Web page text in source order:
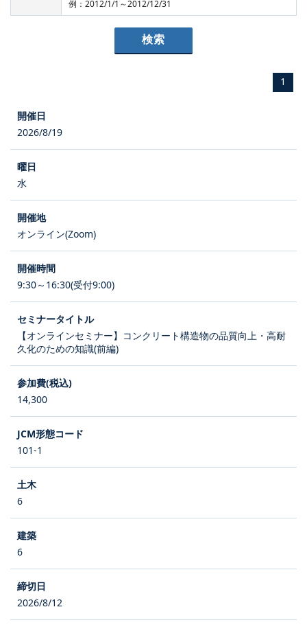
例：2012/1/1～2012/12/31
1
2026/8/19
水
オンライン(Zoom)
9:30～16:30(受付9:00)
【オンラインセミナー】コンクリート構造物の品質向上・高耐
久化のための知識(前編)
14,300
101-1
6
6
2026/8/12